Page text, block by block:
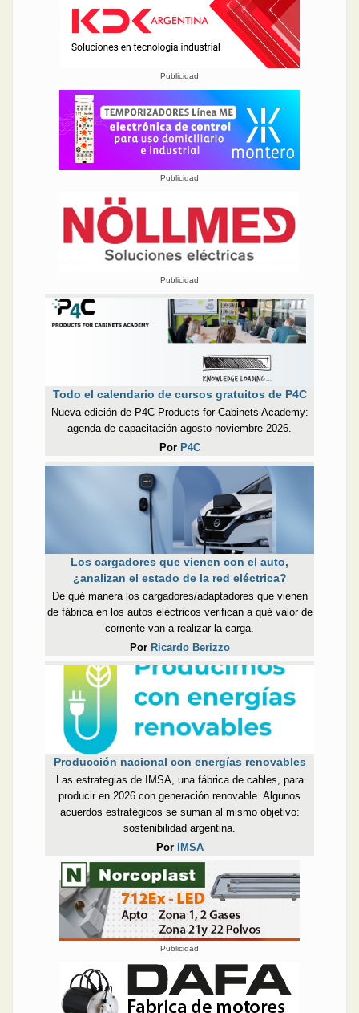
Publicidad
Publicidad
Publicidad
Todo el calendario de cursos gratuitos de P4C
Nueva edición de P4C Products for Cabinets Academy:
agenda de capacitación agosto-noviembre 2026.
Por P4C
Los cargadores que vienen con el auto,
¿analizan el estado de la red eléctrica?
De qué manera los cargadores/adaptadores que vienen
de fábrica en los autos eléctricos verifican a qué valor de
corriente van a realizar la carga.
Por Ricardo Berizzo
Producción nacional con energías renovables
Las estrategias de IMSA, una fábrica de cables, para
producir en 2026 con generación renovable. Algunos
acuerdos estratégicos se suman al mismo objetivo:
sostenibilidad argentina.
Por IMSA
Publicidad